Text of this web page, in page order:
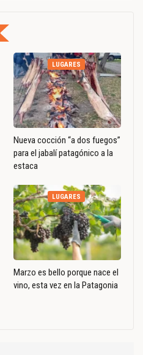
LUGARES
Nueva cocción “a dos fuegos”
para el jabalí patagónico a la
estaca
LUGARES
Marzo es bello porque nace el
vino, esta vez en la Patagonia